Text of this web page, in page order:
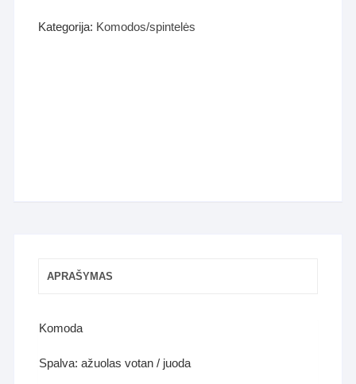
Kategorija: Komodos/spintelės
APRAŠYMAS
Komoda
Spalva: ažuolas votan / juoda